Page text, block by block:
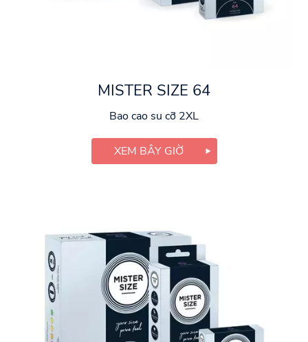
MISTER SIZE 64
Bao cao su cỡ 2XL
XEM BÂY GIỜ